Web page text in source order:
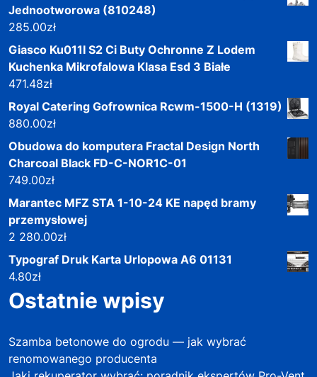
Jednootworowa (810248)
285.00zł
Giasco Ku011I S2 Ci Buty Ochronne Z Lodem
Kuchenka Mikrofalowa Klasa Esd 3 Białe
471.48zł
Royal Catering Gofrownica Rcwm-1500-H (1319)
880.00zł
Obudowa do komputera Fractal Design North
Charcoal Black FD-C-NOR1C-01
749.00zł
Marantec MFZ STA 1-10-24 KE napęd bramy
przemysłowej
2 280.00zł
Typograf Druk Karta Urlopowa A6 01131
4.80zł
Ostatnie wpisy
Szamba betonowe do ogrodu — jak wybrać
renomowanego producenta